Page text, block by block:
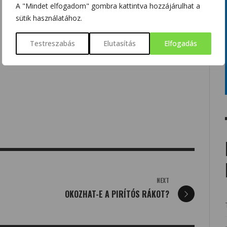
A "Mindet elfogadom" gombra kattintva hozzájárulhat a
sütik használatához.
Testreszabás Elutasítás Elfogadás
NEXT
OKOZHAT-E A PIRÍTÓS RÁKOT?